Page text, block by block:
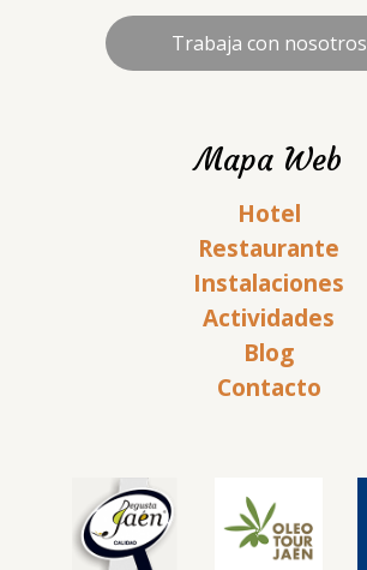
Trabaja con nosotros
Mapa Web
Hotel
Restaurante
Instalaciones
Actividades
Blog
Contacto